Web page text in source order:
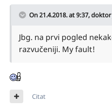
On 21.4.2018. at 9:37,doktor
Jbg. na prvi pogled
razvučeniji. My fault!
Citat